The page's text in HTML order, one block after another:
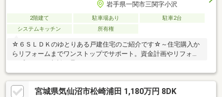
岩手県一関市三関字小沢
2階建て 駐車場あり
駐車2台
システムキッチン
所有権
☆６ＳＬＤＫのゆとりある戸建住宅のご紹介です☆～住宅購入か
らリフォームまでワンストップでサポート。資金計画やリフォー
宮城県気仙沼市松崎浦田 1,180万円 8DK